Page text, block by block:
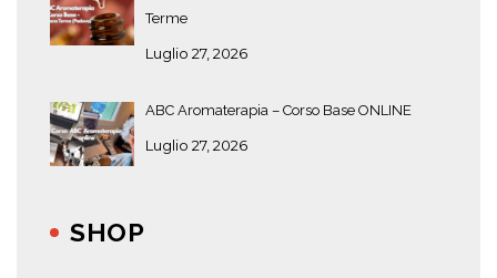
Terme
Luglio 27, 2026
ABC Aromaterapia – Corso Base ONLINE
Luglio 27, 2026
SHOP